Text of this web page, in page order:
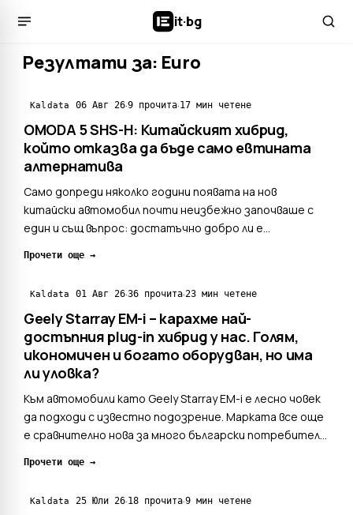
it·bg
Резултати за: Euro
Kaldata 06 Авг 26·9 прочита·17 мин четене
OMODA 5 SHS-H: Китайският хибрид,
който отказва да бъде само евтината
алтернатива
Само допреди няколко години появата на нов
китайски автомобил почти неизбежно започваше с
един и същ въпрос: достатъчно добро ли е
Китайските производители напредват толкова
това дали могат да настигнат ...
Прочети още →
Kaldata 01 Авг 26·36 прочита·23 мин четене
Geely Starray EM-i – карахме най-
достъпния plug-in хибрид у нас. Голям,
икономичен и богато оборудван, но има
ли уловка?
Към автомобили като Geely Starray EM-i е лесно човек
да подходи с известно подозрение. Марката все още
е сравнително нова за много български потребители,
често следват една и съща рецепта – много екрани,
Прочети още →
Kaldata 25 Юли 26·18 прочита·9 мин четене